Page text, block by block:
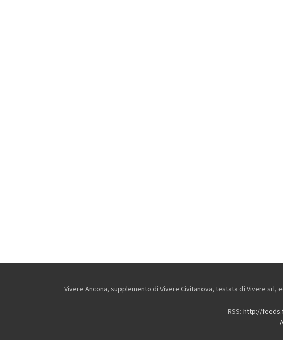
Vivere Ancona, supplemento di Vivere Civitanova, testata di Vivere srl,
RSS: http://